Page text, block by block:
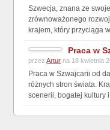
Szwecja, znana ze
zrównoważonego
krajem, który przyciąga
Praca w
przezArtur na 18 kwietnia
Praca w Szwajcarii od
różnych stron świata.
scenerii, bogatej kultury